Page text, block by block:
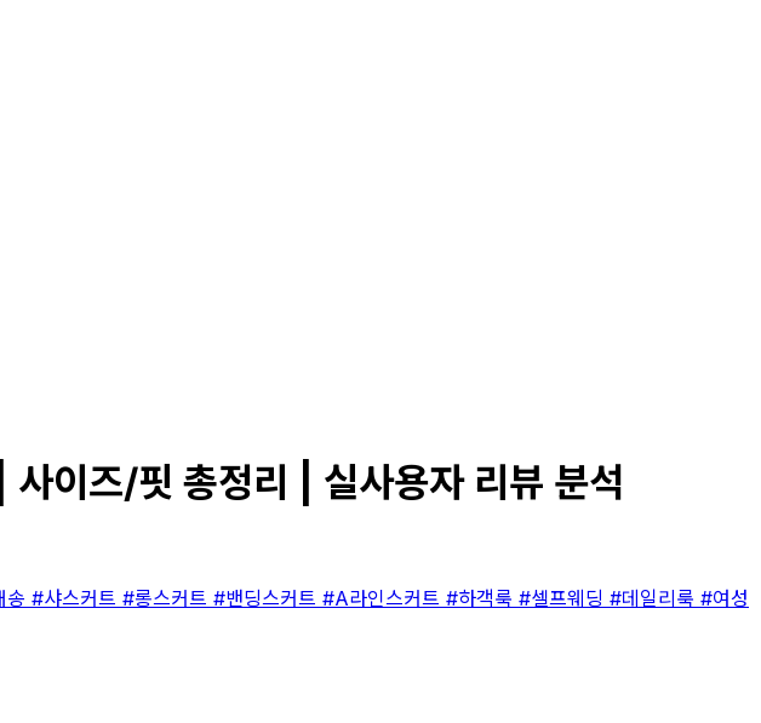
이즈/핏 총정리 | 실사용자 리뷰 분석
송 #샤스커트 #롱스커트 #밴딩스커트 #A라인스커트 #하객룩 #셀프웨딩 #데일리룩 #여성